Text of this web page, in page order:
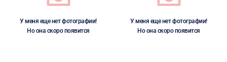
У меня еще нет фотографии!
Но она скоро появится
У меня еще нет фотографии!
Но она скоро появится